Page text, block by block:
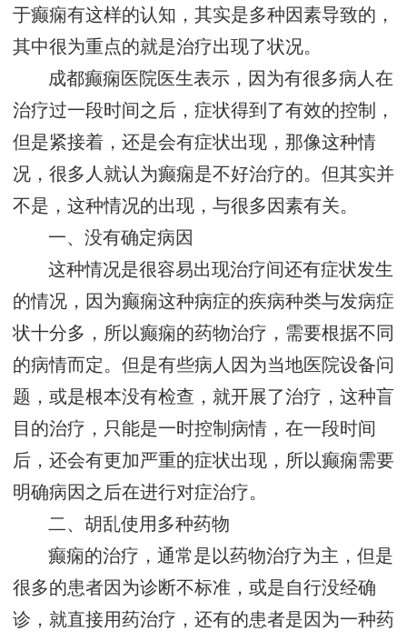
于癫痫有这样的认知，其实是多种因素导致的，
其中很为重点的就是治疗出现了状况。
成都癫痫医院医生表示，因为有很多病人在
治疗过一段时间之后，症状得到了有效的控制，
但是紧接着，还是会有症状出现，那像这种情
况，很多人就认为癫痫是不好治疗的。但其实并
不是，这种情况的出现，与很多因素有关。
一、没有确定病因
这种情况是很容易出现治疗间还有症状发生
的情况，因为癫痫这种病症的疾病种类与发病症
状十分多，所以癫痫的药物治疗，需要根据不同
的病情而定。但是有些病人因为当地医院设备问
题，或是根本没有检查，就开展了治疗，这种盲
目的治疗，只能是一时控制病情，在一段时间
后，还会有更加严重的症状出现，所以癫痫需要
明确病因之后在进行对症治疗。
二、胡乱使用多种药物
癫痫的治疗，通常是以药物治疗为主，但是
很多的患者因为诊断不标准，或是自行没经确
诊，就直接用药治疗，还有的患者是因为一种药